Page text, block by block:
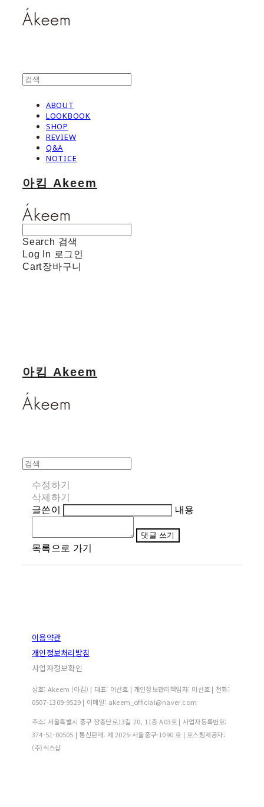
ABOUT
LOOKBOOK
SHOP
REVIEW
Q&A
NOTICE
아킴 Akeem
Search 검색
Log In 로그인
Cart장바구니
아킴 Akeem
수정하기
삭제하기
글쓴이
내용
댓글 쓰기
목록으로 가기
이용약관
개인정보처리방침
사업자정보확인
상호: Akeem (아킴) | 대표: 이선호 | 개인정보관리책임자: 이선호 | 전화:
0507-1309-9529 | 이메일: akeem_official@naver.com
주소: 서울특별시 중구 장충단로13길 20, 11층 A03호 | 사업자등록번호:
374-51-00505 | 통신판매: 제 2025-서울중구-1090 호 | 호스팅제공자:
(주)식스샵